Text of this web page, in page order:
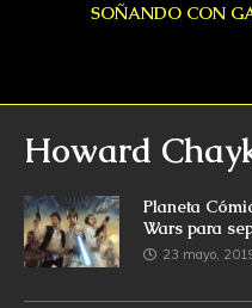
SOÑANDO CON
Howard
Planeta
Wars para
23 mayo,